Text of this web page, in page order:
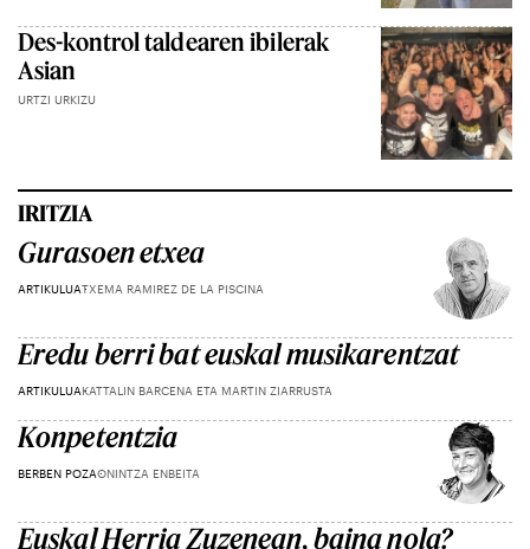
Des-kontrol taldearen ibilerak
Asian
URTZI URKIZU
IRITZIA
Gurasoen etxea
ARTIKULUATXEMA RAMIREZ DE LA PISCINA
Eredu berri bat euskal musikarentzat
ARTIKULUAKATTALIN BARCENA ETA MARTIN ZIARRUSTA
Konpetentzia
BERBEN POZAONINTZA ENBEITA
Euskal Herria Zuzenean, baina nola?